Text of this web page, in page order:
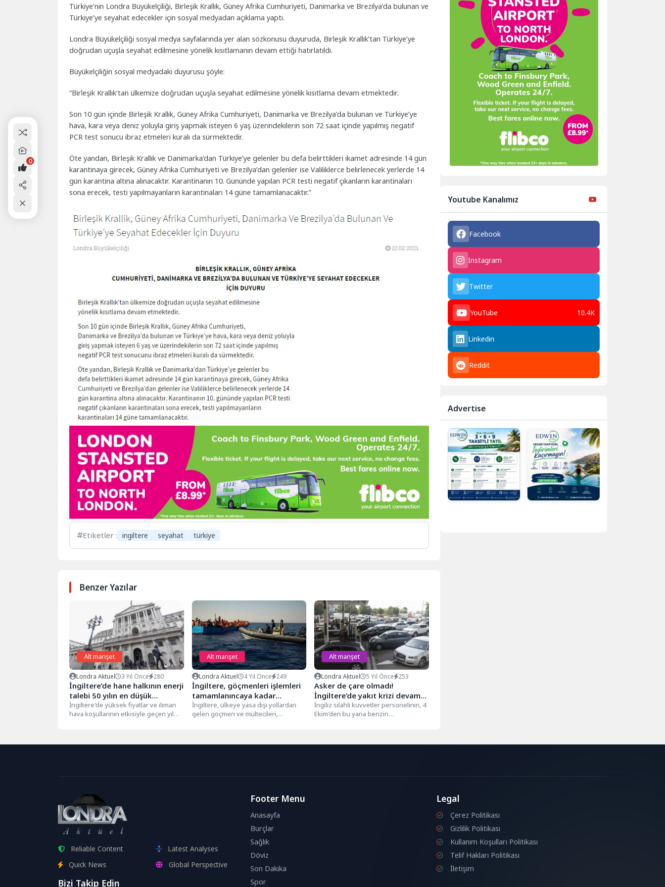
Türkiye’nin Londra Büyükelçiliği, Birleşik Krallık, Güney Afrika Cumhuriyeti, Danimarka ve Brezilya’da bulunan ve
Türkiye’ye seyahat edecekler için sosyal medyadan açıklama yaptı.
Londra Büyükelçiliği sosyal medya sayfalarında yer alan sözkonusu duyuruda, Birleşik Krallık’tan Türkiye’ye
doğrudan uçuşla seyahat edilmesine yönelik kısıtlamanın devam ettiği hatırlatıldı.
Büyükelçiliğin sosyal medyadaki duyurusu şöyle:
“Birleşik Krallık’tan ülkemize doğrudan uçuşla seyahat edilmesine yönelik kısıtlama devam etmektedir.
Son 10 gün içinde Birleşik Krallık, Güney Afrika Cumhuriyeti, Danimarka ve Brezilya’da bulunan ve Türkiye’ye
hava, kara veya deniz yoluyla giriş yapmak isteyen 6 yaş üzerindekilerin son 72 saat içinde yapılmış negatif
PCR test sonucu ibraz etmeleri kuralı da sürmektedir.
Öte yandan, Birleşik Krallık ve Danimarka’dan Türkiye’ye gelenler bu defa belirttikleri ikamet adresinde 14 gün
karantinaya girecek, Güney Afrika Cumhuriyeti ve Brezilya’dan gelenler ise Valiliklerce belirlenecek yerlerde 14
gün karantina altına alınacaktır. Karantinanın 10. Gününde yapılan PCR testi negatif çıkanların karantinaları
sona erecek, testi yapılmayanların karantinaları 14 güne tamamlanacaktır.”
Etiketler : ingiltere seyahat türkiye
Benzer Yazılar
Alt manşet
Londra Aktuel 3 Yıl Önce 280
İngiltere’de hane halkının enerji
talebi 50 yılın en düşük
seviyesinde
İngiltere'de yüksek fiyatlar ve ılıman
hava koşullarının etkisiyle geçen yıl
Alt manşet
Londra Aktuel 4 Yıl Önce 249
İngiltere, göçmenleri işlemleri
tamamlanıncaya kadar
Ruanda’ya göndermeyi
planlıyor
İngiltere, ülkeye yasa dışı yollardan
gelen göçmen ve mültecileri,
Alt manşet
Londra Aktuel 5 Yıl Önce 253
Asker de çare olmadı!
İngiltere’de yakıt krizi devam
ediyor
İngiliz silahlı kuvvetler personelinin, 4
Ekim'den bu yana benzin
Youtube Kanalımız
Facebook
Instagram
Twitter
YouTube 10.4K
Linkedin
Reddit
Advertise
Reliable Content
Latest Analyses
Quick News
Global Perspective
Bizi Takip Edin
Footer Menu
Anasayfa
Burçlar
Sağlık
Döviz
Son Dakika
Spor
Legal
Çerez Politikası
Gizlilik Politikası
Kullanım Koşulları Politikası
Telif Hakları Politikası
İletişim
0